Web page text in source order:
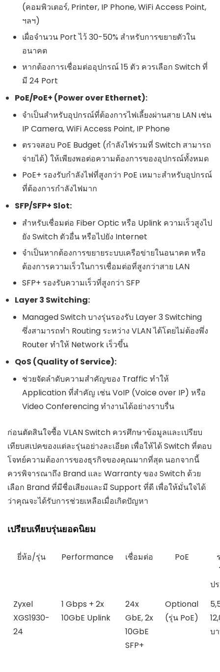
(คอมพิวเตอร์, Printer, IP Phone, WiFi Access Point,
ฯลฯ)
เผื่อจำนวน Port ไว้ 30-50% สำหรับการขยายตัวใน
อนาคต
หากต้องการเชื่อมต่ออุปกรณ์ 15 ตัว ควรเลือก Switch ที่
มี 24 Port
PoE/PoE+ (Power over Ethernet):
จำเป็นสำหรับอุปกรณ์ที่ต้องการไฟเลี้ยงผ่านสาย LAN เช่น
IP Camera, WiFi Access Point, IP Phone
ตรวจสอบ PoE Budget (กำลังไฟรวมที่ Switch สามารถ
จ่ายได้) ให้เพียงพอต่อความต้องการของอุปกรณ์ทั้งหมด
PoE+ รองรับกำลังไฟที่สูงกว่า PoE เหมาะสำหรับอุปกรณ์
ที่ต้องการกำลังไฟมาก
SFP/SFP+ Slot:
สำหรับเชื่อมต่อ Fiber Optic หรือ Uplink ความเร็วสูงไป
ยัง Switch ตัวอื่น หรือไปยัง Internet
จำเป็นหากต้องการขยายระบบเครือข่ายในอนาคต หรือ
ต้องการความเร็วในการเชื่อมต่อที่สูงกว่าสาย LAN
SFP+ รองรับความเร็วที่สูงกว่า SFP
Layer 3 Switching:
Managed Switch บางรุ่นรองรับ Layer 3 Switching
ซึ่งสามารถทำ Routing ระหว่าง VLAN ได้โดยไม่ต้องพึ่ง
Router ทำให้ Network เร็วขึ้น
QoS (Quality of Service):
ช่วยจัดลำดับความสำคัญของ Traffic ทำให้
Application ที่สำคัญ เช่น VoIP (Voice over IP) หรือ
Video Conferencing ทำงานได้อย่างราบรื่น
ก่อนตัดสินใจซื้อ VLAN Switch ควรศึกษาข้อมูลและเปรียบ
เทียบสเปคของแต่ละรุ่นอย่างละเอียด เพื่อให้ได้ Switch ที่ตอบ
โจทย์ความต้องการของธุรกิจของคุณมากที่สุด นอกจากนี้
ควรพิจารณาถึง Brand และ Warranty ของ Switch ด้วย
เลือก Brand ที่มีชื่อเสียงและมี Support ที่ดี เพื่อให้มั่นใจได้
ว่าคุณจะได้รับการช่วยเหลือเมื่อเกิดปัญหา
เปรียบเทียบรุ่นยอดนิยม
ยี่ห้อ/รุ่น Performance เชื่อมต่อ PoE
ป
Zyxel
XGS1930-
24
1 Gbps + 2x
10GbE Uplink
24x
GbE, 2x
10GbE
SFP+
Optional
(รุ่น PoE)
บ